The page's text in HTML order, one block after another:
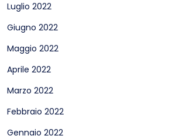
Luglio 2022
Giugno 2022
Maggio 2022
Aprile 2022
Marzo 2022
Febbraio 2022
Gennaio 2022